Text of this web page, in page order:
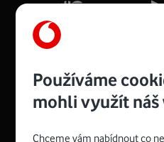
Používáme
mohli využít náš
Chceme vám nabídnout co